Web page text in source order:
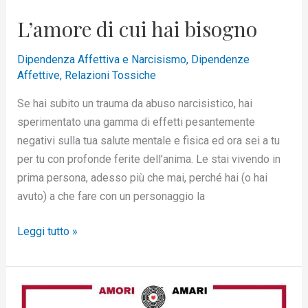
L’amore di cui hai bisogno
Dipendenza Affettiva e Narcisismo, Dipendenze
Affettive, Relazioni Tossiche
Se hai subito un trauma da abuso narcisistico, hai
sperimentato una gamma di effetti pesantemente
negativi sulla tua salute mentale e fisica ed ora sei a tu
per tu con profonde ferite dell’anima. Le stai vivendo in
prima persona, adesso più che mai, perché hai (o hai
avuto) a che fare con un personaggio la
Leggi tutto »
Perché